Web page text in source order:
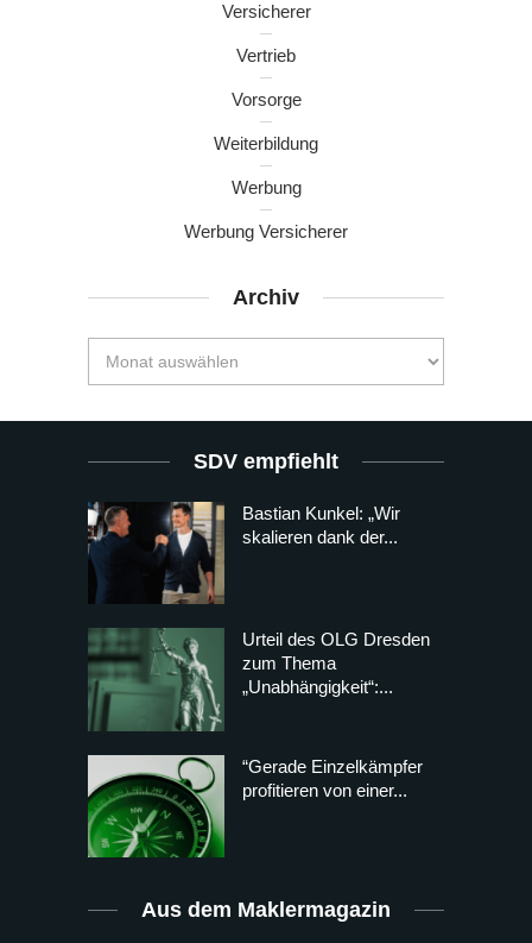
Versicherer
Vertrieb
Vorsorge
Weiterbildung
Werbung
Werbung Versicherer
Archiv
SDV empfiehlt
Bastian Kunkel: „Wir
skalieren dank der...
Urteil des OLG Dresden
zum Thema
„Unabhängigkeit“:...
“Gerade Einzelkämpfer
profitieren von einer...
Aus dem Maklermagazin